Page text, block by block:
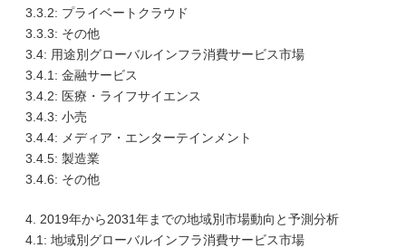
3.3.2: プライベートクラウド
3.3.3: その他
3.4: 用途別グローバルインフラ消費サービス市場
3.4.1: 金融サービス
3.4.2: 医療・ライフサイエンス
3.4.3: 小売
3.4.4: メディア・エンターテインメント
3.4.5: 製造業
3.4.6: その他
4. 2019年から2031年までの地域別市場動向と予測分析
4.1: 地域別グローバルインフラ消費サービス市場